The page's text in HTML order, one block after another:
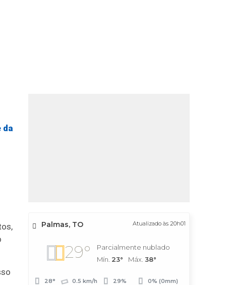
da
Palmas, TO Atualizado às 20h01
29°
Parcialmente nublado
Mín. 23° Máx. 38°
28° 0.5 km/h 29% 0% (0mm)